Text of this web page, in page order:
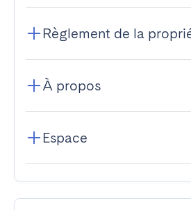
Règlement de la
À propos
Espace